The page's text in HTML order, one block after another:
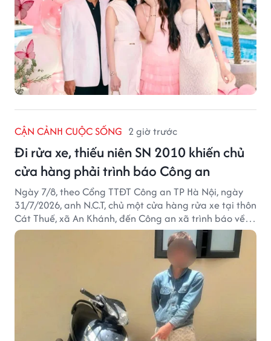
CẬN CẢNH CUỘC SỐNG 2 giờ trước
Đi rửa xe, thiếu niên SN 2010 khiến chủ
cửa hàng phải trình báo Công an
Ngày 7/8, theo Cổng TTĐT Công an TP Hà Nội, ngày
31/7/2026, anh N.C.T, chủ một cửa hàng rửa xe tại thôn
Cát Thuế, xã An Khánh, đến Công an xã trình báo về
việc bị mất trộm chiếc xe máy Honda Wave. Trong cốp
xe còn có nhiều giấy tờ cá nhân và khoảng 1,2 triệu